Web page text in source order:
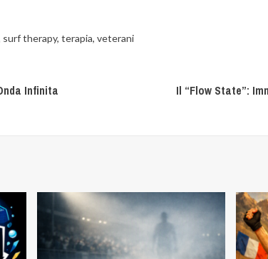
surf therapy, terapia, veterani
Infinita
Il “Flow State”: